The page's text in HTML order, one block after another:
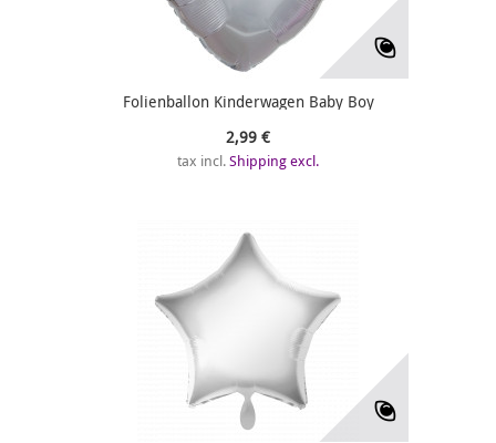
Folienballon Kinderwagen Baby Boy
2,99 €
tax incl.Shipping excl.